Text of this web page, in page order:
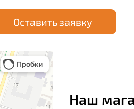
Оставить заявку
Наш